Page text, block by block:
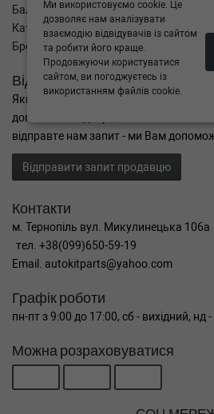
Баланс
Каталог товарів
Бренди
Відправити запит
Якщо Ви не знайшли потрібні
допомога в підборі,
відправте нам запит - ми Вам
Відправити запит продавцю
Контакти
м. Тернопіль вул. Микулинецька 106а
тел. +38(099)650-59-19
Email. autokitparts@yahoo.com
Графік роботи
пн-пт з 9:00 до 17:00, сб - вихідний, нд -
Можна розраховуватися
Ми використовуємо cookie. Це
дозволяє нам аналізувати
взаємодію відвідувачів із сайтом
та робити його краще.
Продовжуючи користуватися
сайтом, ви погоджуєтесь із
використанням файлів cookie.